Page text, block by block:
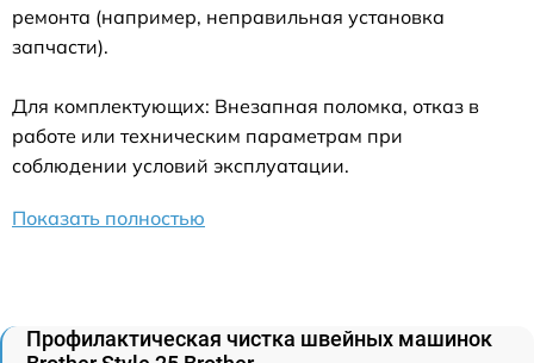
ремонта (например, неправильная установка
запчасти).
Для комплектующих: Внезапная поломка, отказ в
работе или техническим параметрам при
соблюдении условий эксплуатации.
Показать полностью
Профилактическая чистка швейных машинок